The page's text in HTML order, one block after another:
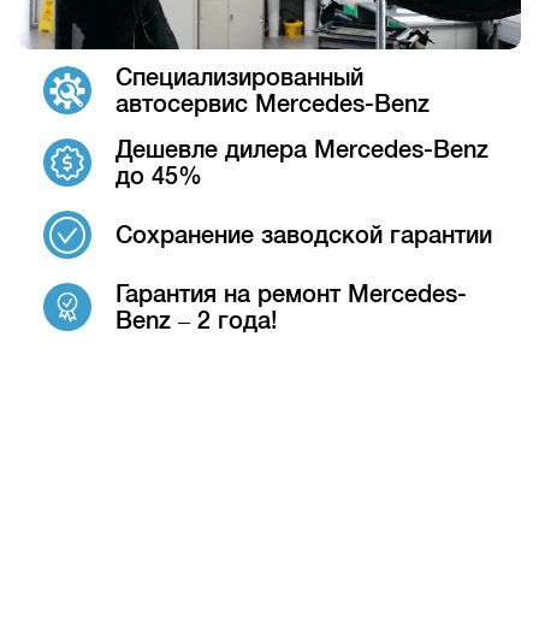
Специализированный
автосервис Mercedes-Benz
Дешевле дилера Mercedes-Benz
до 45%
Сохранение заводской гарантии
Гарантия на ремонт Mercedes-
Benz – 2 года!